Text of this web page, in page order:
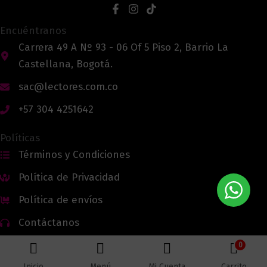
Encuéntranos
Carrera 49 A Nº 93 - 06 Of 5 Piso 2, Barrio La
Castellana, Bogotá.
sac@lectores.com.co
+57 304 4251642
Políticas
Términos y Condiciones
Política de Privacidad
Política de envíos
Contáctanos
0